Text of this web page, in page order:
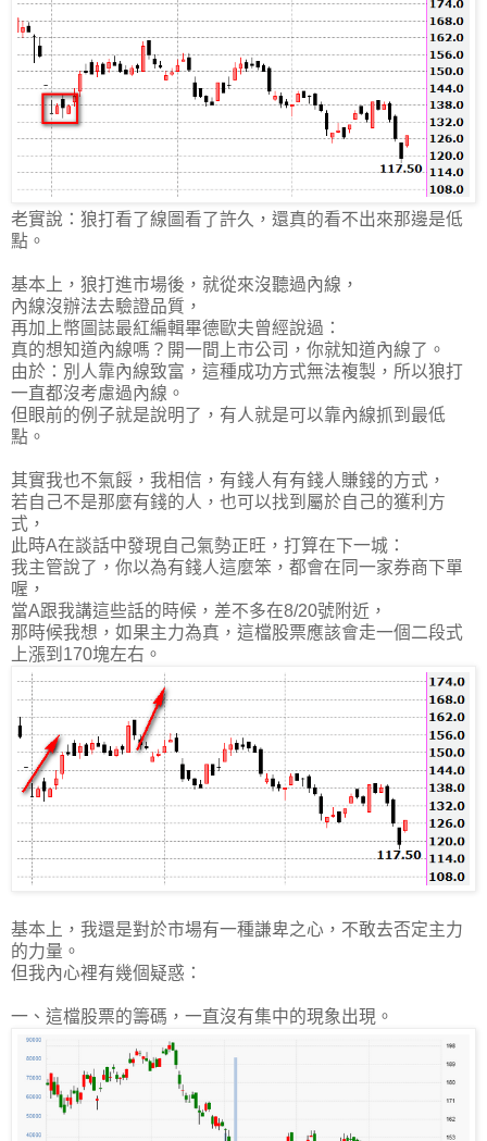
老實說：狼打看了線圖看了許久，還真的看不出來那邊是低
點。
基本上，狼打進市場後，就從來沒聽過內線，
內線沒辦法去驗證品質，
再加上幣圖誌最紅編輯畢德歐夫曾經說過：
真的想知道內線嗎？開一間上市公司，你就知道內線了。
由於：別人靠內線致富，這種成功方式無法複製，所以狼打
一直都沒考慮過內線。
但眼前的例子就是說明了，有人就是可以靠內線抓到最低
點。
其實我也不氣餒，我相信，有錢人有有錢人賺錢的方式，
若自己不是那麼有錢的人，也可以找到屬於自己的獲利方
式，
此時A在談話中發現自己氣勢正旺，打算在下一城：
我主管說了，你以為有錢人這麼笨，都會在同一家券商下單
喔，
當A跟我講這些話的時候，差不多在8/20號附近，
那時候我想，如果主力為真，這檔股票應該會走一個二段式
上漲到170塊左右。
基本上，我還是對於市場有一種謙卑之心，不敢去否定主力
的力量。
但我內心裡有幾個疑惑：
一、這檔股票的籌碼，一直沒有集中的現象出現。